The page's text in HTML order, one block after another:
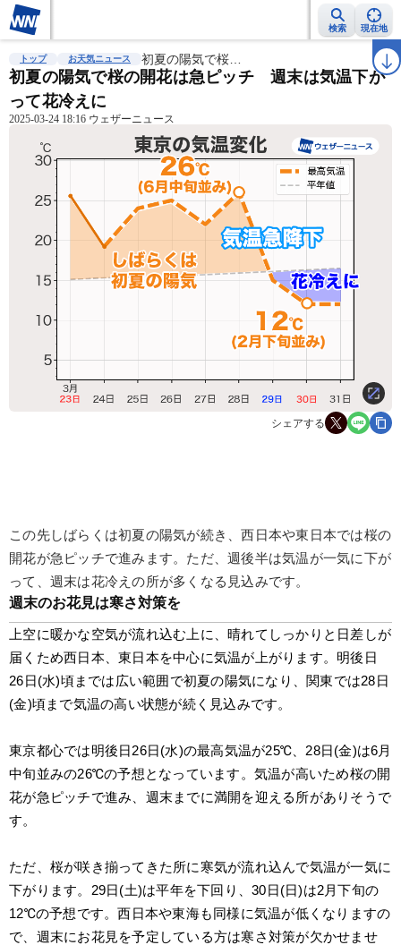
検索 現在地
雨雲レーダー 台風情報 地震情報 ラ
トップ お天気ニュース 初夏の陽気で桜…
初夏の陽気で桜の開花は急ピッチ 週末は気温下が
って花冷えに
2025-03-24 18:16 ウェザーニュース
シェアする
この先しばらくは初夏の陽気が続き、西日本や東日本では桜の
開花が急ピッチで進みます。ただ、週後半は気温が一気に下が
って、週末は花冷えの所が多くなる見込みです。
週末のお花見は寒さ対策を
上空に暖かな空気が流れ込む上に、晴れてしっかりと日差しが
届くため西日本、東日本を中心に気温が上がります。明後日
26日(水)頃までは広い範囲で初夏の陽気になり、関東では28日
(金)頃まで気温の高い状態が続く見込みです。
東京都心では明後日26日(水)の最高気温が25℃、28日(金)は6月
中旬並みの26℃の予想となっています。気温が高いため桜の開
花が急ピッチで進み、週末までに満開を迎える所がありそうで
す。
ただ、桜が咲き揃ってきた所に寒気が流れ込んで気温が一気に
下がります。29日(土)は平年を下回り、30日(日)は2月下旬の
12℃の予想です。西日本や東海も同様に気温が低くなりますの
で、週末にお花見を予定している方は寒さ対策が欠かせませ